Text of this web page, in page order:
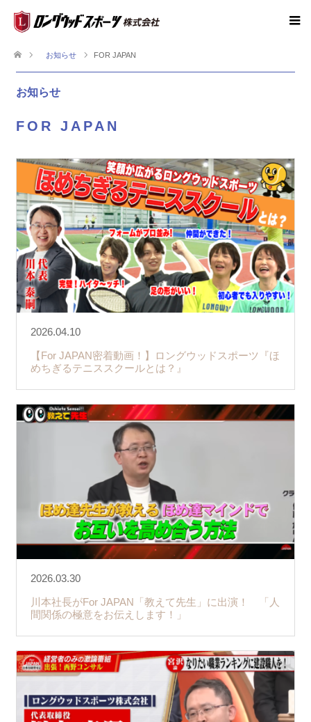
お知らせ FOR JAPAN
お知らせ
FOR JAPAN
2026.04.10
【For JAPAN密着動画！】ロングウッドスポーツ『ほ
めちぎるテニススクールとは？』
2026.03.30
川本社長がFor JAPAN「教えて先生」に出演！ 「人
間関係の極意をお伝えします！」